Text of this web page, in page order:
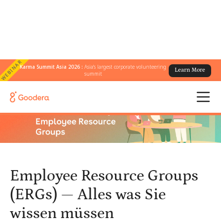
WEBINARKarma Summit Asia 2026 :Asia's largest corporate volunteering
summit
Learn More
← Alle Blogs
Employee Resource Groups
(ERGs) — Alles was Sie
wissen müssen